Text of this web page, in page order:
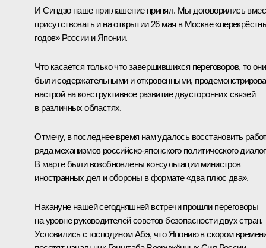
И Синдзо наше приглашение принял. Мы договорились
присутствовать и на открытии 26 мая в Москве
годов» России и Японии.
Что касается только что завершившихся переговоров, то они
были содержательными и откровенными,
настрой на конструктивное развитие двусторонних связей
в различных областях.
Отмечу, в последнее время нам удалось восстановить
ряда механизмов российско-японского политического
В марте были возобновлены консультации министров
иностранных дел и обороны в формате «два плюс два».
Накануне нашей сегодняшней встречи прошли переговоры
на уровне руководителей советов безопасности двух стран.
Условились с господином Абэ, что Японию в скором